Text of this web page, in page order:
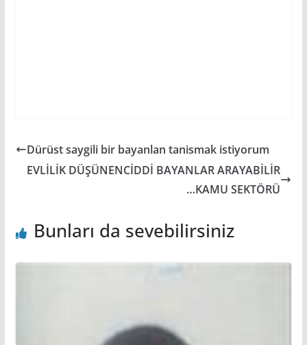
Dürüst saygili bir bayanlan tanismak istiyorum
EVLİLİK DÜŞÜNENCİDDİ BAYANLAR ARAYABİLİR
…KAMU SEKTÖRÜ
Bunları da sevebilirsiniz